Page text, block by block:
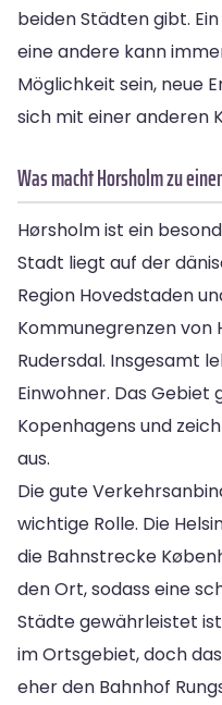
beiden Städten gibt.
eine andere kann
Möglichkeit sein, neue
sich mit einer anderen
Was macht Horsholm zu
Hørsholm ist ein
Stadt liegt auf der
Region Hovedstaden
Kommunegrenzen von
Rudersdal. Insgesamt
Einwohner. Das Gebiet
Kopenhagens und
aus.
Die gute
wichtige Rolle. Die
die Bahnstrecke
den Ort, sodass eine
Städte gewährleistet
im Ortsgebiet, doch
eher den Bahnhof